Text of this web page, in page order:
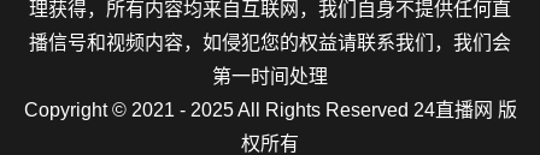
理获得，所有内容均来自互联网，我们自身不提供任何直
播信号和视频内容，如侵犯您的权益请联系我们，我们会
第一时间处理
Copyright © 2021 - 2025 All Rights Reserved 24直播网 版
权所有